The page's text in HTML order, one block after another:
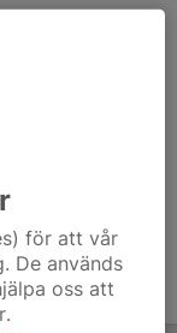
för att vår
De används
oss att